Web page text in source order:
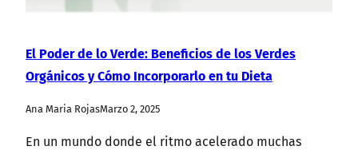
El Poder de lo Verde: Beneficios de los Verdes
Orgánicos y Cómo Incorporarlo en tu Dieta
Ana Maria RojasMarzo 2, 2025
En un mundo donde el ritmo acelerado muchas